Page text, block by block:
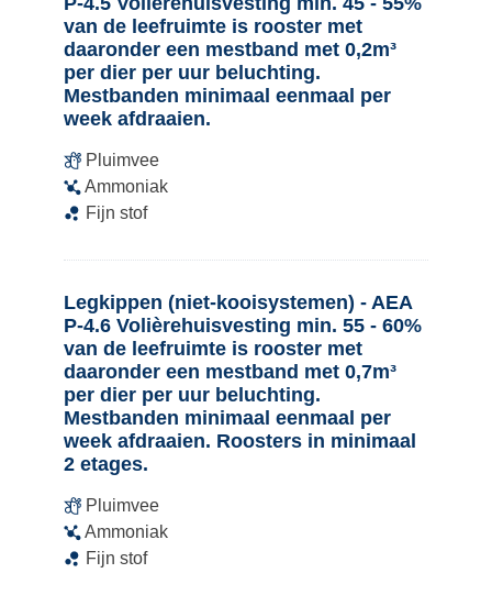
van de leefruimte is rooster met
daaronder een mestband met 0,2m³
per dier per uur beluchting.
Mestbanden minimaal eenmaal per
week afdraaien.
Pluimvee
Ammoniak
Fijn stof
Legkippen (niet-kooisystemen) - AEA
P-4.6 Volièrehuisvesting min. 55 - 60%
van de leefruimte is rooster met
daaronder een mestband met 0,7m³
per dier per uur beluchting.
Mestbanden minimaal eenmaal per
week afdraaien. Roosters in minimaal
2 etages.
Pluimvee
Ammoniak
Fijn stof